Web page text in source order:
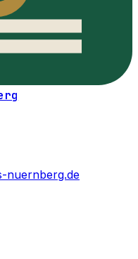
nuernberg.de